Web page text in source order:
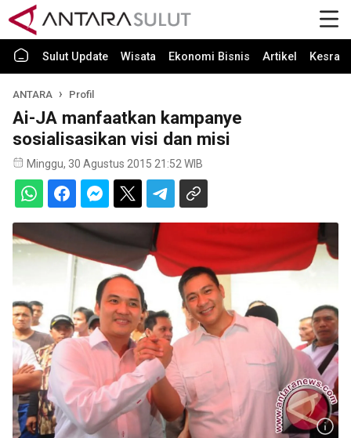
Sulut Update Wisata Ekonomi Bisnis Artikel Kesra
ANTARA Profil
Ai-JA manfaatkan kampanye
sosialisasikan visi dan misi
Minggu, 30 Agustus 2015 21:52 WIB